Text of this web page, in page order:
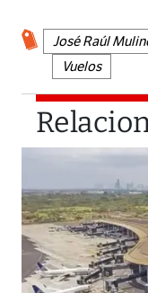
José Raúl
Vuelos